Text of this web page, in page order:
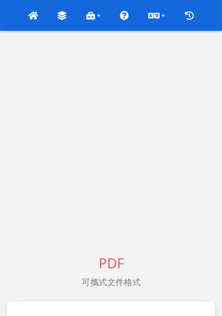
PDF
可攜式文件格式